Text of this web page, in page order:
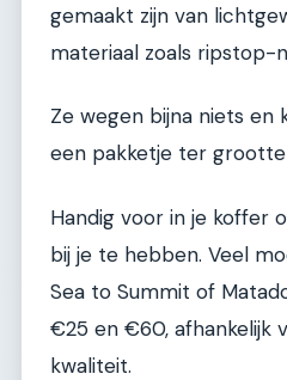
gemaakt zijn van
materiaal zoals ripstop-
Ze wegen bijna niets en
een pakketje ter grootte
Handig voor in je koffer
bij je te hebben. Veel
Sea to Summit of
€25 en €60, afhankelijk
kwaliteit.